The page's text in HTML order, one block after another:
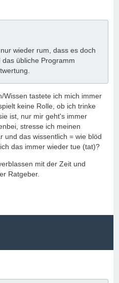
wieder rum, dass es doch
übliche Programm
Wissen tastete ich mich immer
keine Rolle, ob ich trinke
ist, nur mir geht's immer
stresse ich meinen
und das wissentlich = wie blöd
das immer wieder tue (tat)?
mit der Zeit und
Ratgeber.